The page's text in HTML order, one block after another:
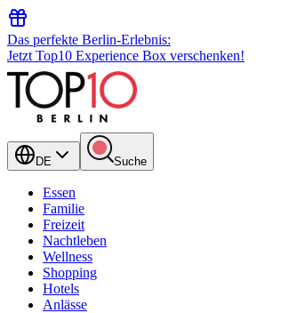
Das perfekte Berlin-Erlebnis:
Jetzt Top10 Experience Box verschenken!
DE Suche
Essen
Familie
Freizeit
Nachtleben
Wellness
Shopping
Hotels
Anlässe